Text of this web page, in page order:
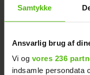
Samtykke
Ansvarlig brug af
Vi og vores 236
indsamle persondata